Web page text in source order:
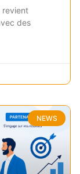
revient
des
NEWS